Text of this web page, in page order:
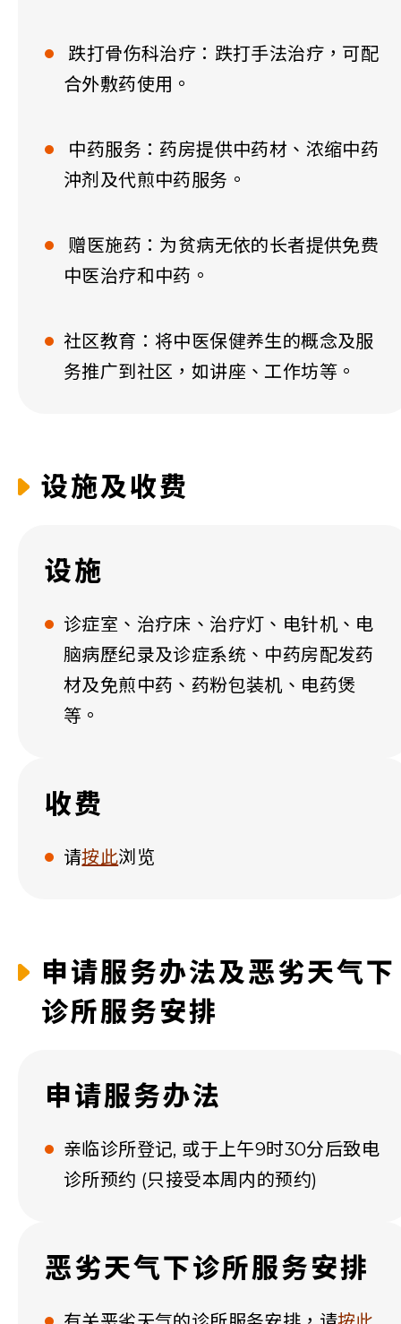
跌打骨伤科治疗​：跌打手法治疗，可配
合外敷药使用。
中药服务：药房提供中药材、浓缩中药
沖剂及代煎中药服务。
赠医施药：为贫病无依的长者提供免费
中医治疗和中药。​
社区教育：将中医保健养生的概念及服
务推广到社区，如讲座、工作坊等。
设施及收费
设施
诊症室、治疗床、治疗灯、电针机、电
脑病歷纪录及诊症系统、中药房配发药
材及免煎中药、药粉包装机、电药煲
等。
收费
请按此浏览
申请服务办法及恶劣天气下
诊所服务安排
申请服务办法
亲临诊所登记, 或于上午9时30分后致电
诊所预约 (只接受本周内的预约)
恶劣天气下诊所服务安排